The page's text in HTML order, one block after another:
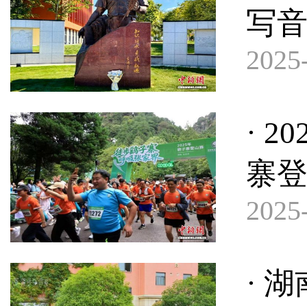
写
·
寨
·